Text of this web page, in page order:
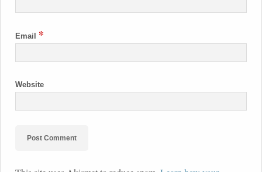
Email *
Website